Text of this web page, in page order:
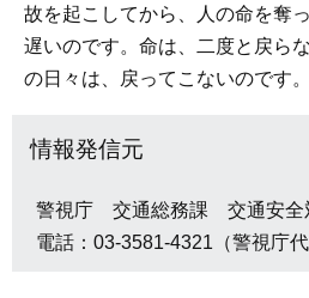
故を起こしてから、人の命を奪
遅いのです。命は、二度と戻ら
の日々は、戻ってこないのです。
情報発信元
警視庁 交通総務課 交通安全
電話：03-3581-4321（警視庁代